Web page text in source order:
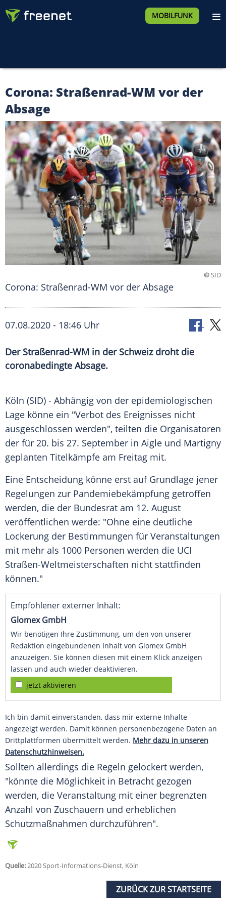
MOBILFUNK
Corona: Straßenrad-WM vor der
Absage
©SID
Corona: Straßenrad-WM vor der Absage
07.08.2020 - 18:46 Uhr
Der Straßenrad-WM in der Schweiz droht die
coronabedingte Absage.
Köln (SID) - Abhängig von der epidemiologischen
Lage könne ein "Verbot des Ereignisses nicht
ausgeschlossen werden", teilten die Organisatoren
der für 20. bis 27. September in Aigle und Martigny
geplanten Titelkämpfe am Freitag mit.
Eine Entscheidung könne erst auf Grundlage jener
Regelungen zur Pandemiebekämpfung getroffen
werden, die der Bundesrat am 12. August
veröffentlichen werde: "Ohne eine deutliche
Lockerung der Bestimmungen für Veranstaltungen
mit mehr als 1000 Personen werden die UCI
Straßen-Weltmeisterschaften nicht stattfinden
können."
Empfohlener externer Inhalt:
Glomex GmbH
Wir benötigen Ihre Zustimmung, um den von unserer
Redaktion eingebundenen Inhalt von Glomex GmbH
anzuzeigen. Sie können diesen mit einem Klick anzeigen
lassen und auch wieder deaktivieren.
jetzt aktivieren
Ich bin damit einverstanden, dass mir externe Inhalte
angezeigt werden. Damit können personenbezogene Daten an
Drittplattformen übermittelt werden. Mehr dazu in unseren
Datenschutzhinweisen.
Sollten allerdings die Regeln gelockert werden,
"könnte die Möglichkeit in Betracht gezogen
werden, die Veranstaltung mit einer begrenzten
Anzahl von Zuschauern und erheblichen
Schutzmaßnahmen durchzuführen".
Quelle:2020 Sport-Informations-Dienst, Köln
ZURÜCK ZUR STARTSEITE